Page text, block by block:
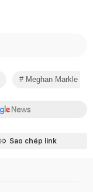
Meghan Markle
Sao chép link